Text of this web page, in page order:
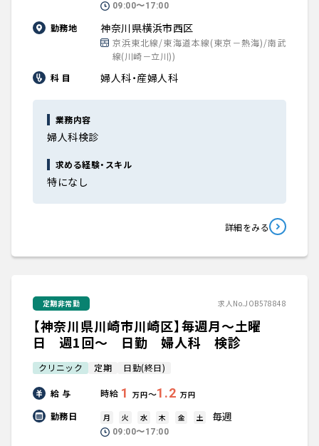
09:00〜17:00
勤務地 神奈川県横浜市西区
京浜東北線/東海道本線(東京－熱海)/南武
線(川崎－立川))
科 目
婦人科・産婦人科
業務内容
婦人科検診
求める経験・スキル
特になし
詳細をみる
定期非常勤 求人No.JOB578848
【神奈川県川崎市川崎区】毎週月～土曜
日 週1回～ 日勤 婦人科 検診
クリニック 定期 日勤(終日)
給 与 時給 1 万円〜1.2 万円
勤務日 月 火 水 木 金 土 毎週
09:00〜17:00